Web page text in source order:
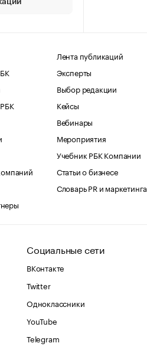
Лента публикаций
Эксперты
Выбор редакции
Кейсы
Вебинары
Мероприятия
Учебник РБК Компании
Статьи о бизнесе
Словарь PR и маркетинга
Социальные сети
ВКонтакте
Twitter
Одноклассники
YouTube
Telegram